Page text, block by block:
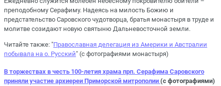
преподобному Серафиму. Надеясь на милость Божию и
предстательство Саровского чудотворца, братья монастыря в труде и
молитве созидают новую святыню Дальневосточной земли.
Читайте также: "Православная делегация из Америки и Австралии
побывала на о. Русский" (с фотографиями монастыря)
В торжествах в честь 100-летия храма прп. Серафима Саровского
приняли участие архиереи Приморской митрополии (с фотографиями)